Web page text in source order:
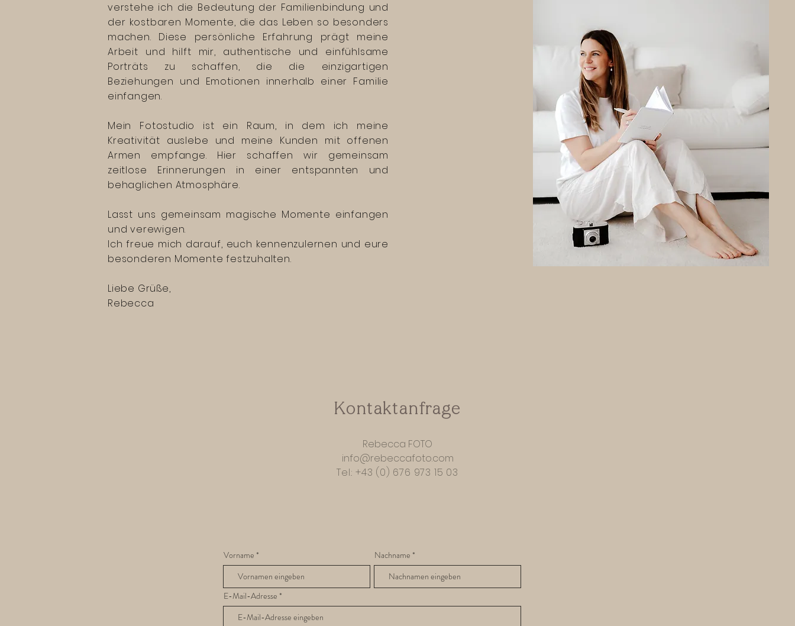
verstehe ich die Bedeutung der Familienbindung und
der kostbaren Momente, die das Leben so besonders
machen. Diese persönliche Erfahrung prägt meine
Arbeit und hilft mir, authentische und einfühlsame
Porträts zu schaffen, die die einzigartigen
Beziehungen und Emotionen innerhalb einer Familie
einfangen.
Mein Fotostudio ist ein Raum, in dem ich meine
Kreativität auslebe und meine Kunden mit offenen
Armen empfange. Hier schaffen wir gemeinsam
zeitlose Erinnerungen in einer entspannten und
behaglichen Atmosphäre.
Lasst uns gemeinsam magische Momente einfangen
und verewigen.
Ich freue mich darauf, euch kennenzulernen und eure
besonderen Momente festzuhalten.
Liebe Grüße,
Rebecca
Kontaktanfrage
Rebecca FOTO
info@rebeccafoto.com
Tel.: +43 (0) 676 973 15 03
Vorname Nachname
E-Mail-Adresse